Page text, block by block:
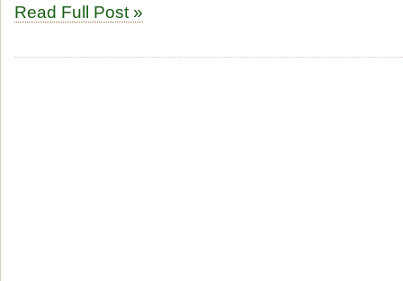
Read Full Post »